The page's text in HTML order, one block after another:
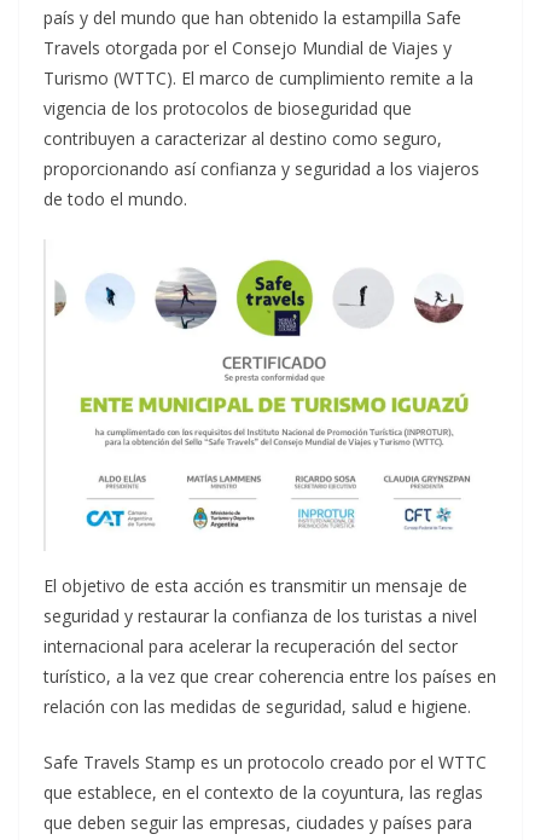
país y del mundo que han obtenido la estampilla Safe
Travels otorgada por el Consejo Mundial de Viajes y
Turismo (WTTC). El marco de cumplimiento remite a la
vigencia de los protocolos de bioseguridad que
contribuyen a caracterizar al destino como seguro,
proporcionando así confianza y seguridad a los viajeros
de todo el mundo.
El objetivo de esta acción es transmitir un mensaje de
seguridad y restaurar la confianza de los turistas a nivel
internacional para acelerar la recuperación del sector
turístico, a la vez que crear coherencia entre los países en
relación con las medidas de seguridad, salud e higiene.
Safe Travels Stamp es un protocolo creado por el WTTC
que establece, en el contexto de la coyuntura, las reglas
que deben seguir las empresas, ciudades y países para